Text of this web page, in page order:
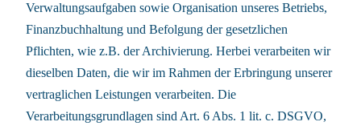
Verwaltungsaufgaben sowie Organisation unseres Betriebs,
Finanzbuchhaltung und Befolgung der gesetzlichen
Pflichten, wie z.B. der Archivierung. Herbei verarbeiten wir
dieselben Daten, die wir im Rahmen der Erbringung unserer
vertraglichen Leistungen verarbeiten. Die
Verarbeitungsgrundlagen sind Art. 6 Abs. 1 lit. c. DSGVO,